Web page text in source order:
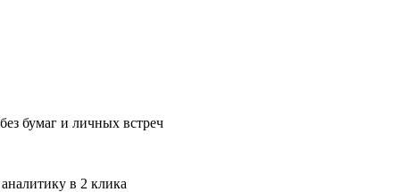
бумаг и личных встреч
в 2 клика